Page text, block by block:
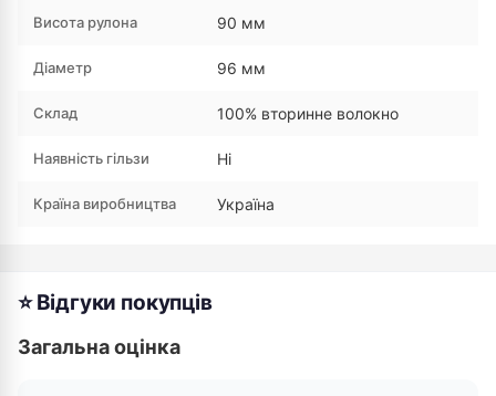
Висота рулона 90 мм
Діаметр 96 мм
Склад 100% вторинне волокно
Наявність гільзи Ні
Країна виробництва Україна
⭐ Відгуки покупців
Загальна оцінка